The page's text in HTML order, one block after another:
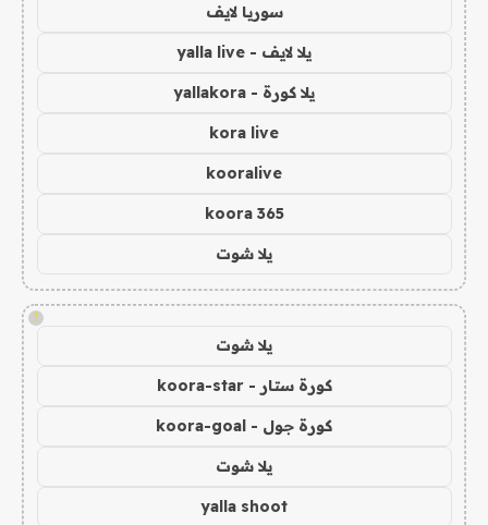
سوريا لايف
يلا لايف - yalla live
يلا كورة - yallakora
kora live
kooralive
koora 365
يلا شوت
!
يلا شوت
كورة ستار - koora-star
كورة جول - koora-goal
يلا شوت
yalla shoot